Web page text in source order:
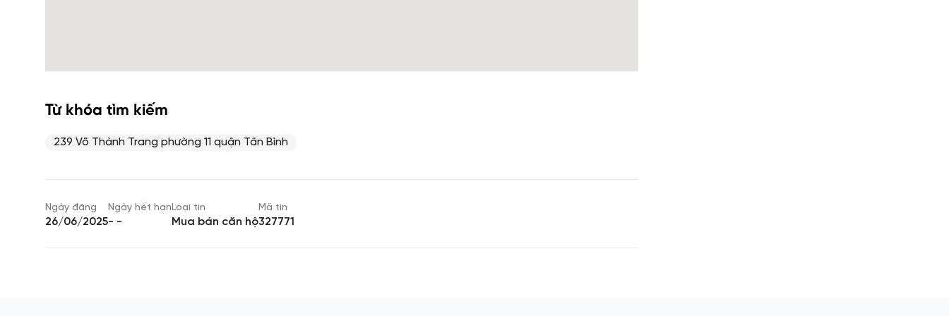
Từ khóa tìm kiếm
239 Võ Thành Trang phường 11 quận Tân Bình
Ngày đăng
26/06/2025
Ngày hết hạn
- -
Loại tin
Mua bán căn hộ
Mã tin
327771